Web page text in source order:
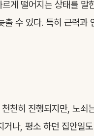
게 떨어지는 상태를 말
수 있다. 특히 근력과
천히 진행되지만, 노쇠
나, 평소 하던 집안일